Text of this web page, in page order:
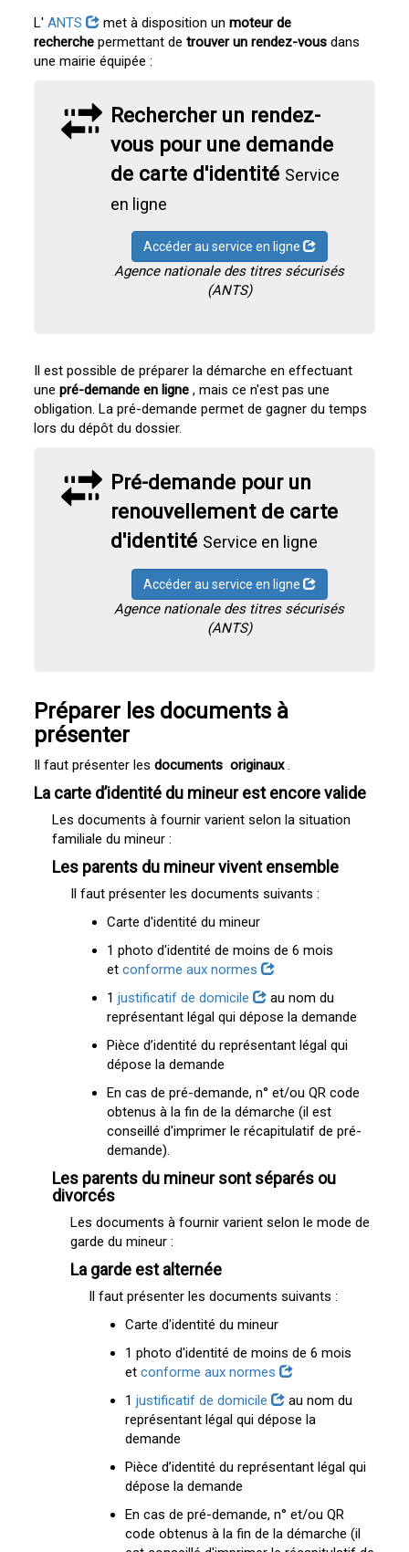
L'ANTS met à disposition unmoteur de
recherche permettant detrouver un rendez-vous dans
une mairie équipée :
Rechercher un rendez-
vous pour une demande
de carte d'identité Service
en ligne
Accéder au service en ligne
Agence nationale des titres sécurisés
(ANTS)
Il est possible de préparer la démarche en effectuant
unepré-demande en ligne , mais ce n'est pas une
obligation. La pré-demande permet de gagner du temps
lors du dépôt du dossier.
Pré-demande pour un
renouvellement de carte
d'identité Service en ligne
Accéder au service en ligne
Agence nationale des titres sécurisés
(ANTS)
Préparer les documents à
présenter
Il faut présenter lesdocuments originaux.
La carte d’identité du mineur est encore valide
Les documents à fournir varient selon la situation
familiale du mineur :
Les parents du mineur vivent ensemble
Il faut présenter les documents suivants :
Carte d'identité du mineur
1 photo d'identité de moins de 6 mois
etconforme aux normes
1justificatif de domicile
au nom du
représentant légal qui dépose la demande
Pièce d’identité du représentant légal qui
dépose la demande
En cas de pré-demande, n° et/ou QR code
obtenus à la fin de la démarche (il est
conseillé d'imprimer le récapitulatif de pré-
demande).
Les parents du mineur sont séparés ou
divorcés
Les documents à fournir varient selon le mode de
garde du mineur :
La garde est alternée
Il faut présenter les documents suivants :
Carte d'identité du mineur
1 photo d'identité de moins de 6 mois
etconforme aux normes
1justificatif de domicile
au nom du
représentant légal qui dépose la
demande
Pièce d’identité du représentant légal qui
dépose la demande
En cas de pré-demande, n° et/ou QR
code obtenus à la fin de la démarche (il